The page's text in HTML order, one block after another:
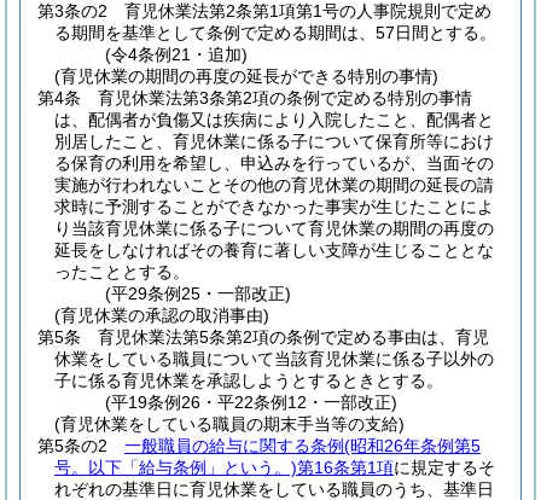
第3条の2
育児休業法第2条第1項第1号の人事院規則で定め
る期間を基準として条例で定める期間は、57日間とする。
(令4条例21・追加)
(育児休業の期間の再度の延長ができる特別の事情)
第4条
育児休業法第3条第2項の条例で定める特別の事情
は、配偶者が負傷又は疾病により入院したこと、配偶者と
別居したこと、育児休業に係る子について保育所等におけ
る保育の利用を希望し、申込みを行っているが、当面その
実施が行われないことその他の育児休業の期間の延長の請
求時に予測することができなかった事実が生じたことによ
り当該育児休業に係る子について育児休業の期間の再度の
延長をしなければその養育に著しい支障が生じることとな
ったこととする。
(平29条例25・一部改正)
(育児休業の承認の取消事由)
第5条
育児休業法第5条第2項の条例で定める事由は、育児
休業をしている職員について当該育児休業に係る子以外の
子に係る育児休業を承認しようとするときとする。
(平19条例26・平22条例12・一部改正)
(育児休業をしている職員の期末手当等の支給)
第5条の2
一般職員の給与に関する条例(昭和26年条例第5
号。以下「給与条例」という。)第16条第1項に規定するそ
れぞれの基準日に育児休業をしている職員のうち、基準日